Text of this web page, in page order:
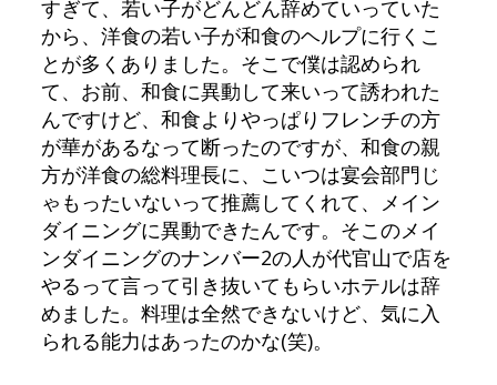
すぎて、若い子がどんどん辞めていっていた
から、洋食の若い子が和食のヘルプに行くこ
とが多くありました。そこで僕は認められ
て、お前、和食に異動して来いって誘われた
んですけど、和食よりやっぱりフレンチの方
が華があるなって断ったのですが、和食の親
方が洋食の総料理長に、こいつは宴会部門じ
ゃもったいないって推薦してくれて、メイン
ダイニングに異動できたんです。そこのメイ
ンダイニングのナンバー2の人が代官山で店を
やるって言って引き抜いてもらいホテルは辞
めました。料理は全然できないけど、気に入
られる能力はあったのかな(笑)。